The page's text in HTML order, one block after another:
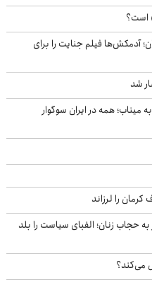
است؟
آدمکش‌ها فیلم جنایت را برای
شد
میناب؛ همه در ایران سوگوار
حجاب زنان؛ الفبای سیاست را بلد